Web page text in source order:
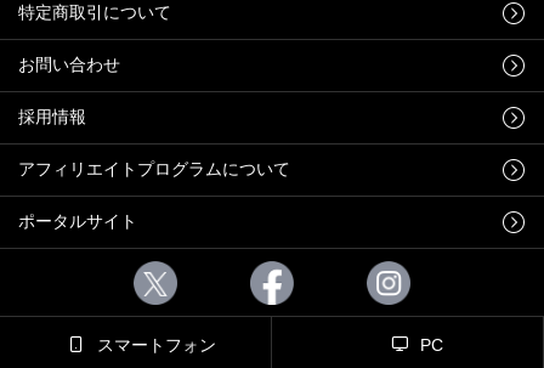
特定商取引について
お問い合わせ
採用情報
アフィリエイトプログラムについて
ポータルサイト
スマートフォン PC